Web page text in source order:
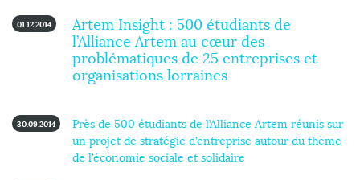
01.12.2014 Artem Insight : 500 étudiants de
l’Alliance Artem au cœur des
problématiques de 25 entreprises et
organisations lorraines
30.09.2014
Près de 500 étudiants de l’Alliance Artem réunis sur
un projet de stratégie d’entreprise autour du thème
de l’économie sociale et solidaire